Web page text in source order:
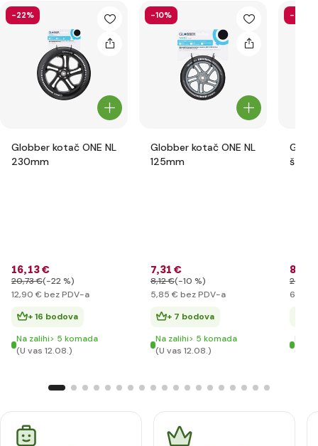
-22%
Globber kotač ONE NL
230mm
16,13 €
20,73 €(-22 %)
12,90 € bez PDV-a
+ 16 bodova
Na zalihi> 5 komada
(U vas 12.08.)
-10%
Globber kotač ONE NL
125mm
7,31 €
8,12 €(-10 %)
5,85 € bez PDV-a
+ 7 bodova
Na zalihi> 5 komada
(U vas 12.08.)
-58%
8
20
6
Na
(U